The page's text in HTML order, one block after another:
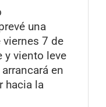
una
viernes 7 de
y viento leve
en
hacia la